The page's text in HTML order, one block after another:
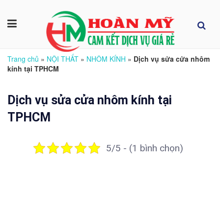
Trang chủ » NỘI THẤT » NHÔM KÍNH » Dịch vụ sửa cửa nhôm
kính tại TPHCM
Dịch vụ sửa cửa nhôm kính tại
TPHCM
5/5 - (1 bình chọn)